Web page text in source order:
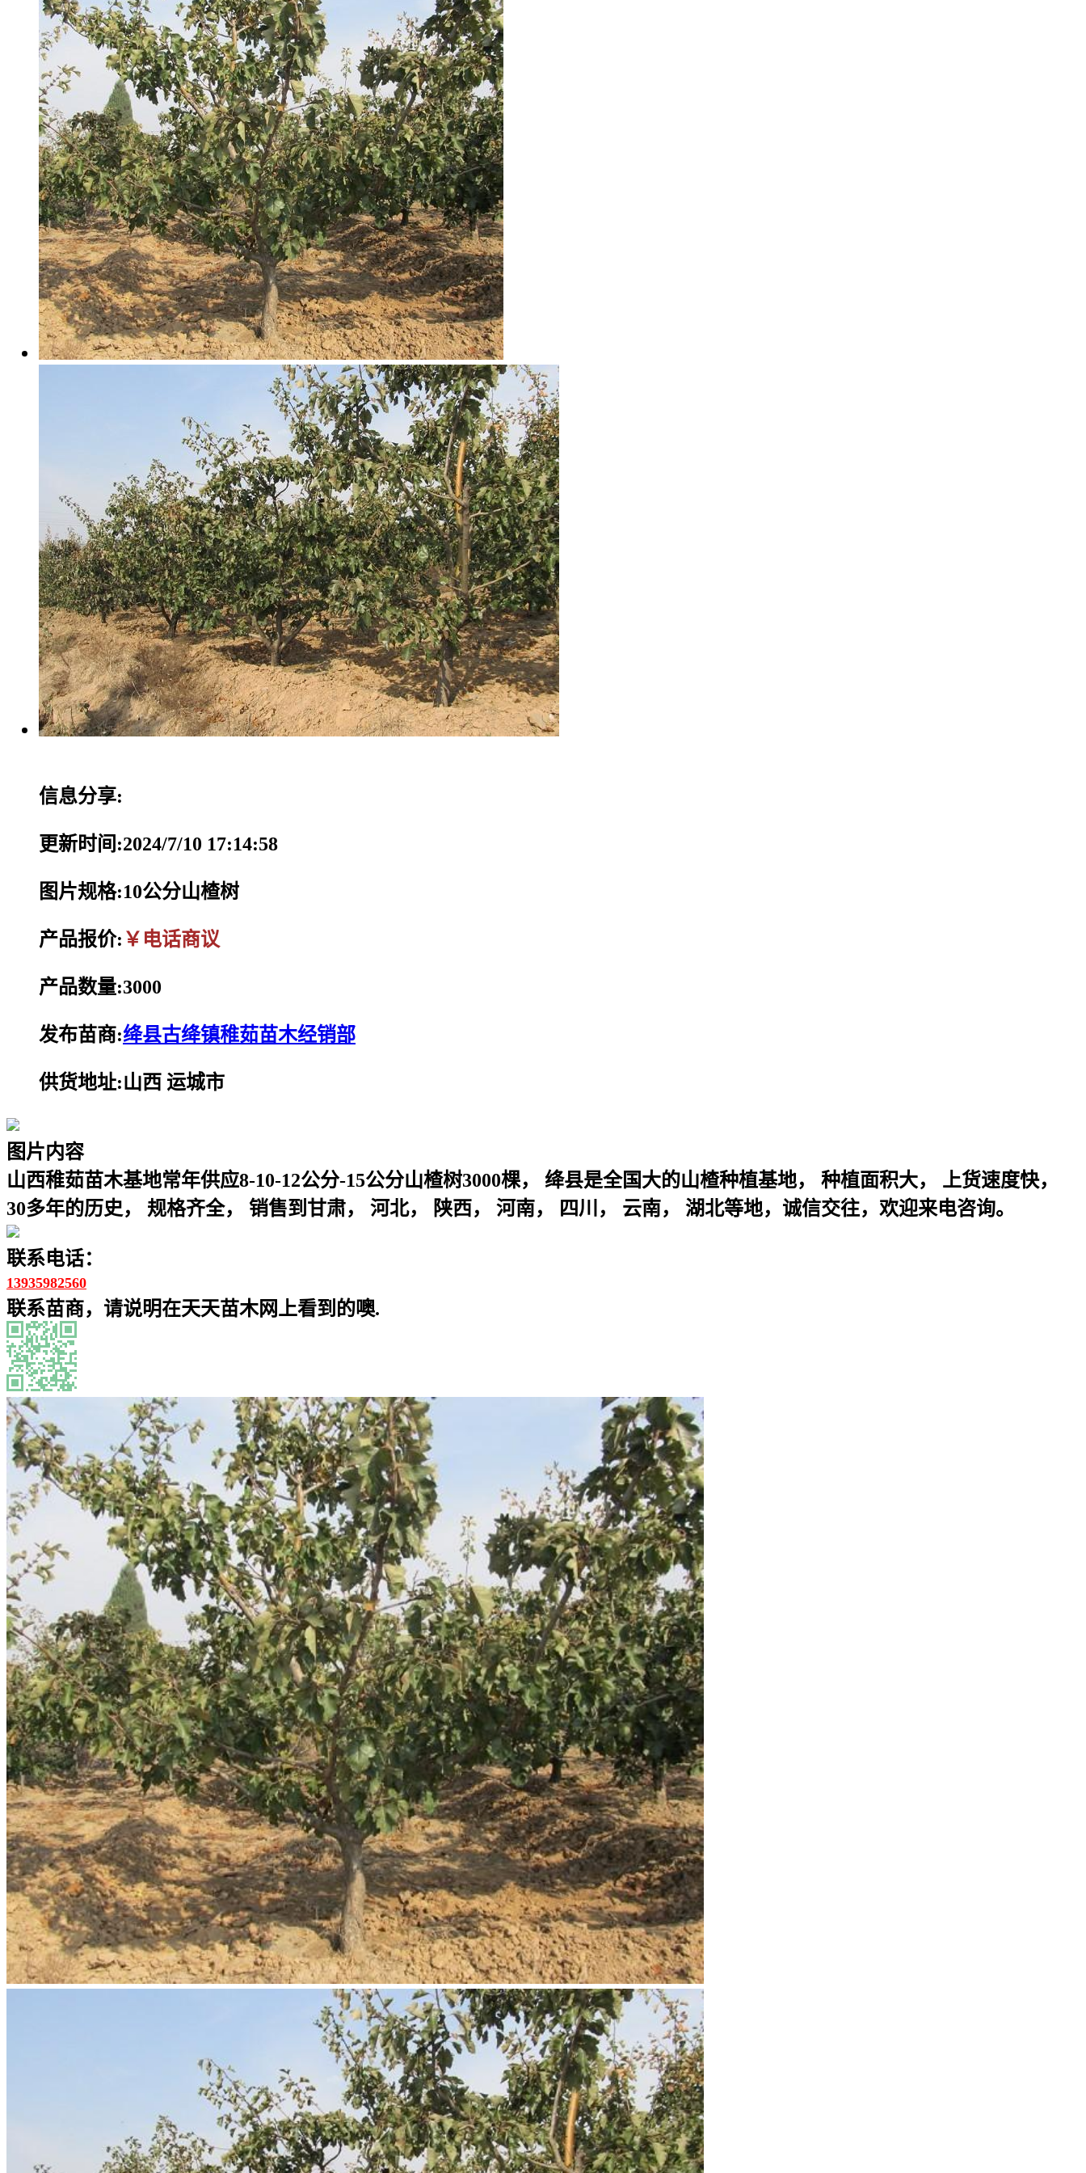
信息分享:
更新时间:2024/7/10 17:14:58
图片规格:10公分山楂树
产品报价: ￥电话商议
产品数量:3000
发布苗商:绛县古绛镇稚茹苗木经销部
供货地址:山西 运城市
图片内容
山西稚茹苗木基地常年供应8-10-12公分-15公分山楂树3000棵， 绛县是全国大的山楂种植基地， 种植面积大， 上货速度快，
30多年的历史， 规格齐全， 销售到甘肃， 河北， 陕西， 河南， 四川， 云南， 湖北等地，诚信交往，欢迎来电咨询。
联系电话：
13935982560
联系苗商，请说明在天天苗木网上看到的噢.